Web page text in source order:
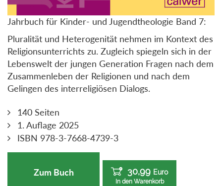
Jahrbuch für Kinder- und Jugendtheologie Band 7:
Pluralität und Heterogenität nehmen im Kontext des
Religionsunterrichts zu. Zugleich spiegeln sich in der
Lebenswelt der jungen Generation Fragen nach dem
Zusammenleben der Religionen und nach dem
Gelingen des interreligiösen Dialogs.
140 Seiten
1. Auflage 2025
ISBN 978-3-7668-4739-3
Zum Buch 30,99 Euro
In den Warenkorb